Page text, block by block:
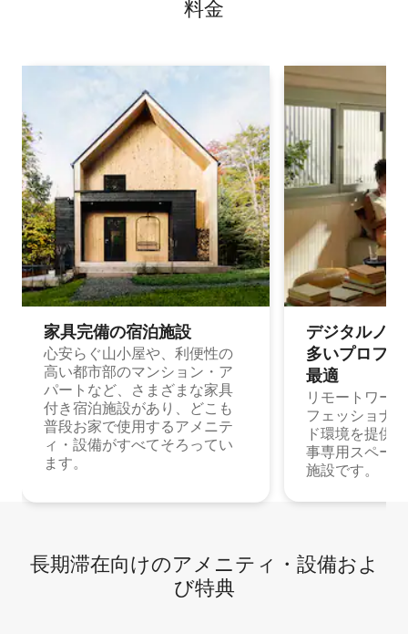
料⁠金
家具完備の宿⁠泊⁠施⁠設
心安らぐ山小屋や、利便性の
高い都市部のマンション・ア
パートなど、さまざまな家具
付き宿泊施設があり、どこも
普段お家で使用するアメニテ
ィ・設備がすべてそろってい
ます。
デジタルノ
多⁠いプ⁠ロ⁠フ⁠
最⁠適
リモートワー
フェッショナ
ド環境を提供
事専用スペー
施設です。
長期滞在向け⁠のア⁠メ⁠ニ⁠テ⁠ィ⁠・設⁠備⁠およ
び特⁠典